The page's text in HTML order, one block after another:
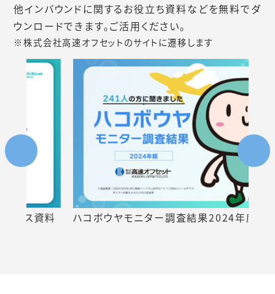
他インバウンドに関するお役立ち資料などを無料でダ
ウンロードできます。ご活用ください。
※株式会社高速オフセットのサイトに遷移します
ハコボウヤモニター調査結果2024年度版